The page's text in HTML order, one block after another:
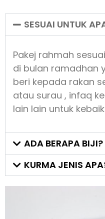
SESUAI UNTUK
Pakej rahmah
di bulan ramadhan
beri kepada rakan
atau surau , infaq
lain lain untuk
ADA BERAPA BIJI?
KURMA JENIS